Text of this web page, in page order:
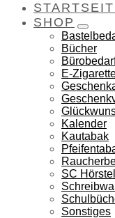
SHOP
Bücher
E-
Kalender
Kautabak
SC
Sonstiges